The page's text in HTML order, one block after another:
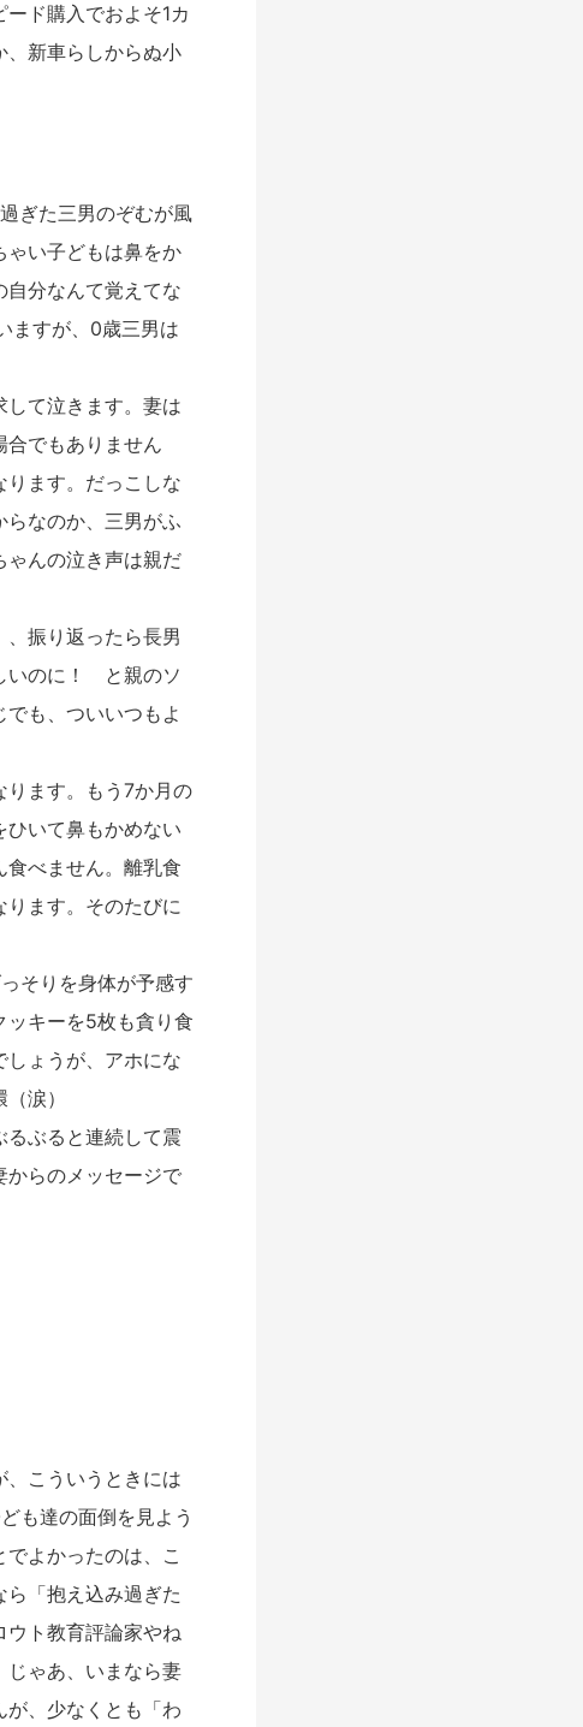
ド購入でおよそ1カ
、新車らしからぬ小
ぎた三男のぞむが風
ゃい子どもは鼻をか
分なんて覚えてな
ますが、0歳三男は
て泣きます。妻は
合でもありません
ます。だっこしな
なのか、三男がふ
んの泣き声は親だ
振り返ったら長男
いのに！ と親のソ
も、ついいつもよ
ます。もう7か月の
いて鼻もかめない
べません。離乳食
ります。そのたびに
そりを身体が予感す
ッキーを5枚も貪り食
ょうが、アホにな
涙）
ぶると連続して震
からのメッセージで
こういうときには
も達の面倒を見よう
よかったのは、こ
「抱え込み過ぎた
ウト教育評論家やね
ゃあ、いまなら妻
、少なくとも「わ